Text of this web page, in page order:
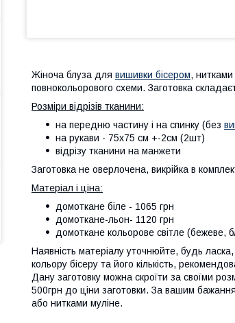
Жіноча блуза для вишивки бісером, нитками
повнокольорового схеми. Заготовка
Розміри відрізів тканини:
на передню частину і на спинку (без
на рукави - 75х75 см +-2см (2шт)
відрізу тканини на манжети
Заготовка не оверлочена, викрійка в
Матеріал і ціна:
домоткане біле - 1065 грн
домоткане-льон- 1120 грн
домоткане кольорове світле (бежеве,
Наявність матеріалу уточнюйте, будь
кольору бісеру та його кількість,
Дану заготовку можна скроїти за своїми
500грн до ціни заготовки. За вашим
або нитками муліне.